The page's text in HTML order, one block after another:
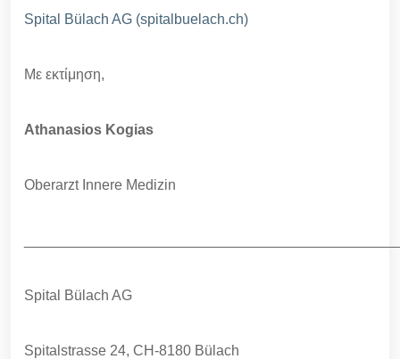
Spital Bülach AG (spitalbuelach.ch)
Με εκτίμηση,
Athanasios Kogias
Oberarzt Innere Medizin
Spital Bülach AG
Spitalstrasse 24, CH-8180 Bülach